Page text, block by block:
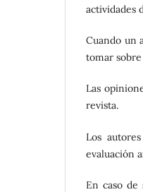
actividades
Cuando un
tomar
Las
revista.
Los
evaluación
En caso